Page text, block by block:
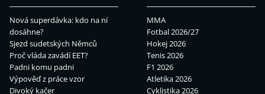
Nová superdávka: kdo na ní
dosáhne?
Sjezd sudetských Němců
Proč vláda zavádí EET?
Padni komu padni
Výpověď z práce vzor
Divoký kačer
MMA
Fotbal 2026/27
Hokej 2026
Tenis 2026
F1 2026
Atletika 2026
Cyklistika 2026